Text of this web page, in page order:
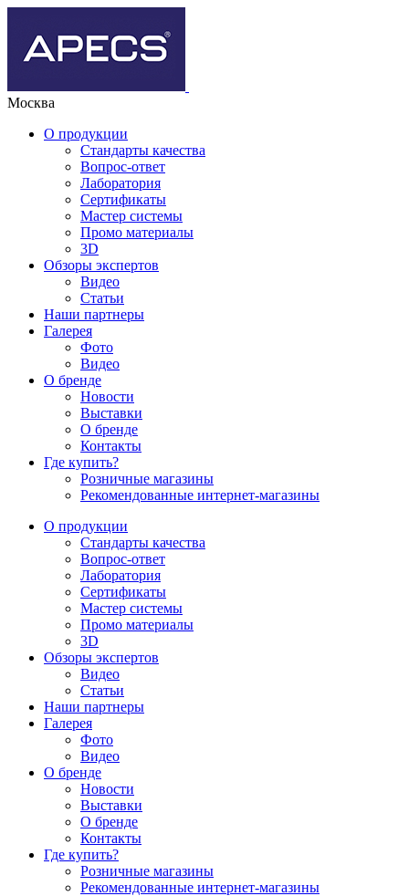
Москва
О продукции
Стандарты качества
Вопрос-ответ
Лаборатория
Сертификаты
Мастер системы
Промо материалы
3D
Обзоры экспертов
Видео
Статьи
Наши партнеры
Галерея
Фото
Видео
О бренде
Новости
Выставки
О бренде
Контакты
Где купить?
Розничные магазины
Рекомендованные интернет-магазины
О продукции
Стандарты качества
Вопрос-ответ
Лаборатория
Сертификаты
Мастер системы
Промо материалы
3D
Обзоры экспертов
Видео
Статьи
Наши партнеры
Галерея
Фото
Видео
О бренде
Новости
Выставки
О бренде
Контакты
Где купить?
Розничные магазины
Рекомендованные интернет-магазины